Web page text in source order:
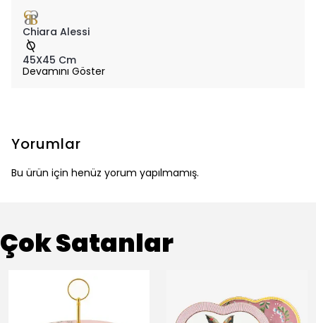
Chiara Alessi
45X45 Cm
Devamını Göster
Yorumlar
Bu ürün için henüz yorum yapılmamış.
Çok Satanlar